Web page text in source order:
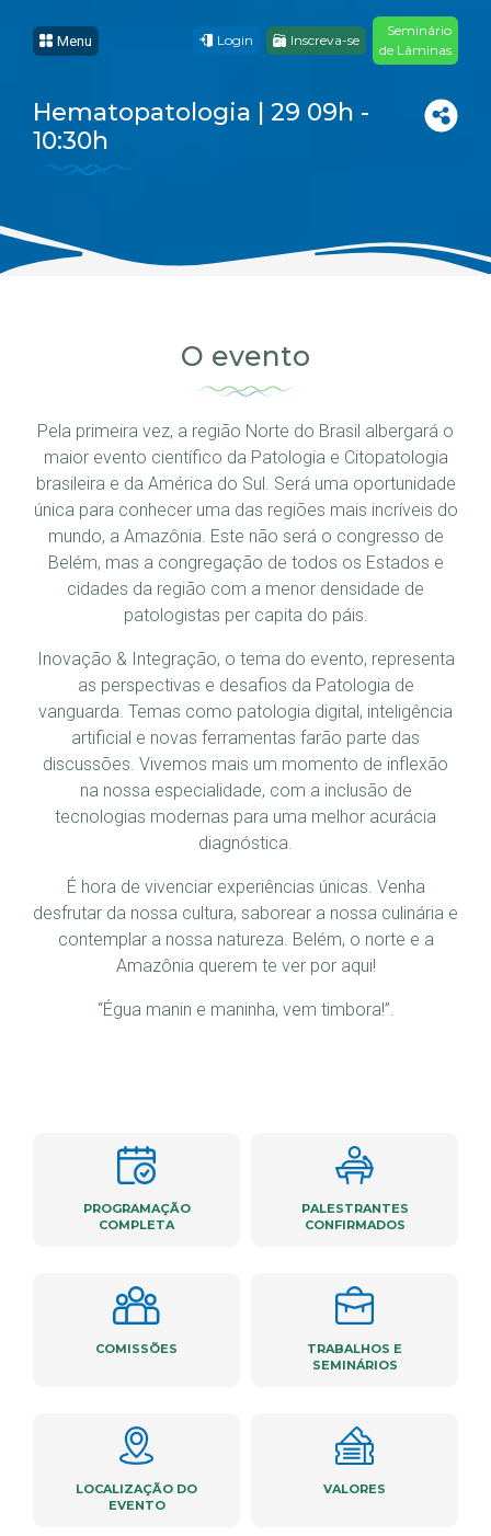
Hematopatologia | 29 09h -
10:30h
Menu Login Inscreva-se
Seminário
de Lâminas
O evento
Pela primeira vez, a região Norte do Brasil albergará o
maior evento científico da Patologia e Citopatologia
brasileira e da América do Sul. Será uma oportunidade
única para conhecer uma das regiões mais incríveis do
mundo, a Amazônia. Este não será o congresso de
Belém, mas a congregação de todos os Estados e
cidades da região com a menor densidade de
patologistas per capita do páis.
Inovação & Integração, o tema do evento, representa
as perspectivas e desafios da Patologia de
vanguarda. Temas como patologia digital, inteligência
artificial e novas ferramentas farão parte das
discussões. Vivemos mais um momento de inflexão
na nossa especialidade, com a inclusão de
tecnologias modernas para uma melhor acurácia
diagnóstica.
É hora de vivenciar experiências únicas. Venha
desfrutar da nossa cultura, saborear a nossa culinária e
contemplar a nossa natureza. Belém, o norte e a
Amazônia querem te ver por aqui!
“Égua manin e maninha, vem timbora!”.
PROGRAMAÇÃO
COMPLETA
PALESTRANTES
CONFIRMADOS
COMISSÕES
TRABALHOS E
SEMINÁRIOS
LOCALIZAÇÃO DO
EVENTO
VALORES